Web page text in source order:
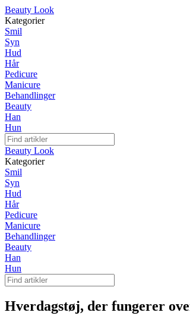
Beauty Look
Kategorier
Smil
Syn
Hud
Hår
Pedicure
Manicure
Behandlinger
Beauty
Han
Hun
Beauty Look
Kategorier
Smil
Syn
Hud
Hår
Pedicure
Manicure
Behandlinger
Beauty
Han
Hun
Hverdagstøj, der fungerer